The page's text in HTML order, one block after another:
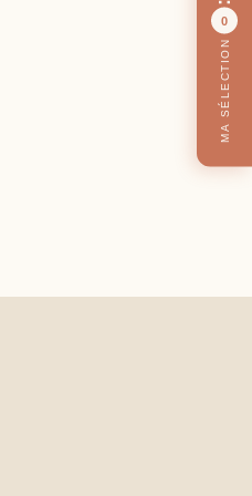
0
MA SÉLECTION